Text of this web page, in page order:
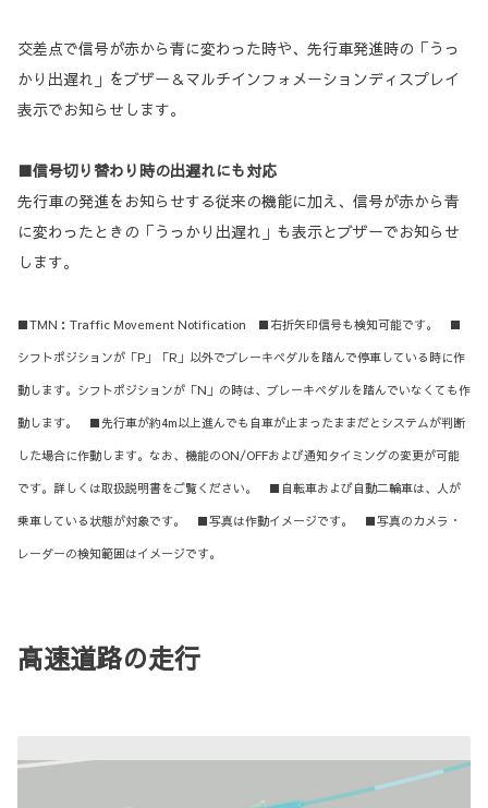
交差点で信号が赤から青に変わった時や、先行車発進時の「うっ
かり出遅れ」をブザー＆マルチインフォメーションディスプレイ
表示でお知らせします。
■信号切り替わり時の出遅れにも対応
先行車の発進をお知らせする従来の機能に加え、信号が赤から青
に変わったときの「うっかり出遅れ」も表示とブザーでお知らせ
します。
■TMN：Traffic Movement Notification ■右折矢印信号も検知可能です。 ■
シフトポジションが「P」「R」以外でブレーキペダルを踏んで停車している時に作
動します。シフトポジションが「N」の時は、ブレーキペダルを踏んでいなくても作
動します。 ■先行車が約4m以上進んでも自車が止まったままだとシステムが判断
した場合に作動します。なお、機能のON/OFFおよび通知タイミングの変更が可能
です。詳しくは取扱説明書をご覧ください。 ■自転車および自動二輪車は、人が
乗車している状態が対象です。 ■写真は作動イメージです。 ■写真のカメラ・
レーダーの検知範囲はイメージです。
高速道路の走行